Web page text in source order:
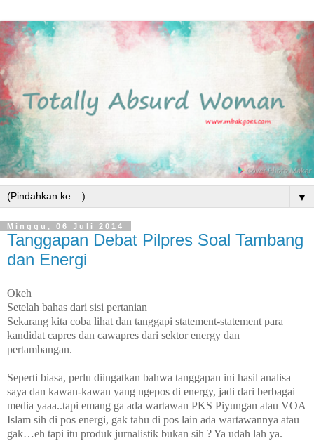
▼
Minggu, 06 Juli 2014
Tanggapan Debat Pilpres Soal Tambang
dan Energi
Okeh
Setelah bahas dari sisi pertanian
Sekarang kita coba lihat dan tanggapi statement-statement para
kandidat capres dan cawapres dari sektor energy dan
pertambangan.
Seperti biasa, perlu diingatkan bahwa tanggapan ini hasil analisa
saya dan kawan-kawan yang ngepos di energy, jadi dari berbagai
media yaaa..tapi emang ga ada wartawan PKS Piyungan atau VOA
Islam sih di pos energi, gak tahu di pos lain ada wartawannya atau
gak…eh tapi itu produk jurnalistik bukan sih ? Ya udah lah ya.